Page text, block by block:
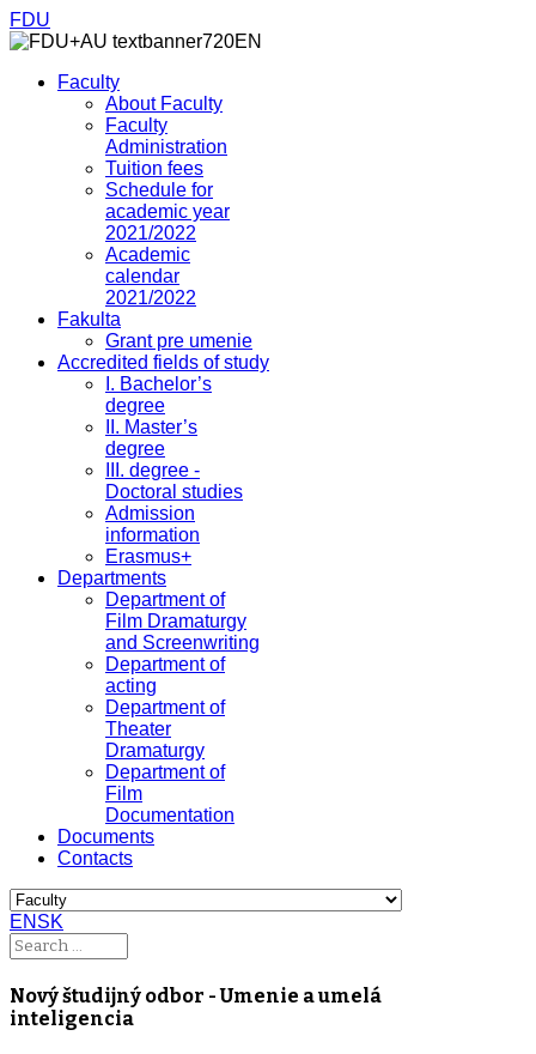
FDU
Faculty
About Faculty
Faculty
Administration
Tuition fees
Schedule for
academic year
2021/2022
Academic
calendar
2021/2022
Fakulta
Grant pre umenie
Accredited fields of study
I. Bachelor’s
degree
II. Master’s
degree
III. degree -
Doctoral studies
Admission
information
Erasmus+
Departments
Department of
Film Dramaturgy
and Screenwriting
Department of
acting
Department of
Theater
Dramaturgy
Department of
Film
Documentation
Documents
Contacts
EN SK
Nový študijný odbor - Umenie a umelá
inteligencia